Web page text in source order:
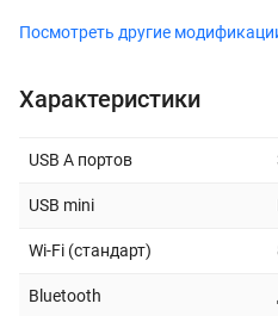
Посмотреть другие
Характеристики
USB A портов
USB mini
Wi-Fi (стандарт)
Bluetooth